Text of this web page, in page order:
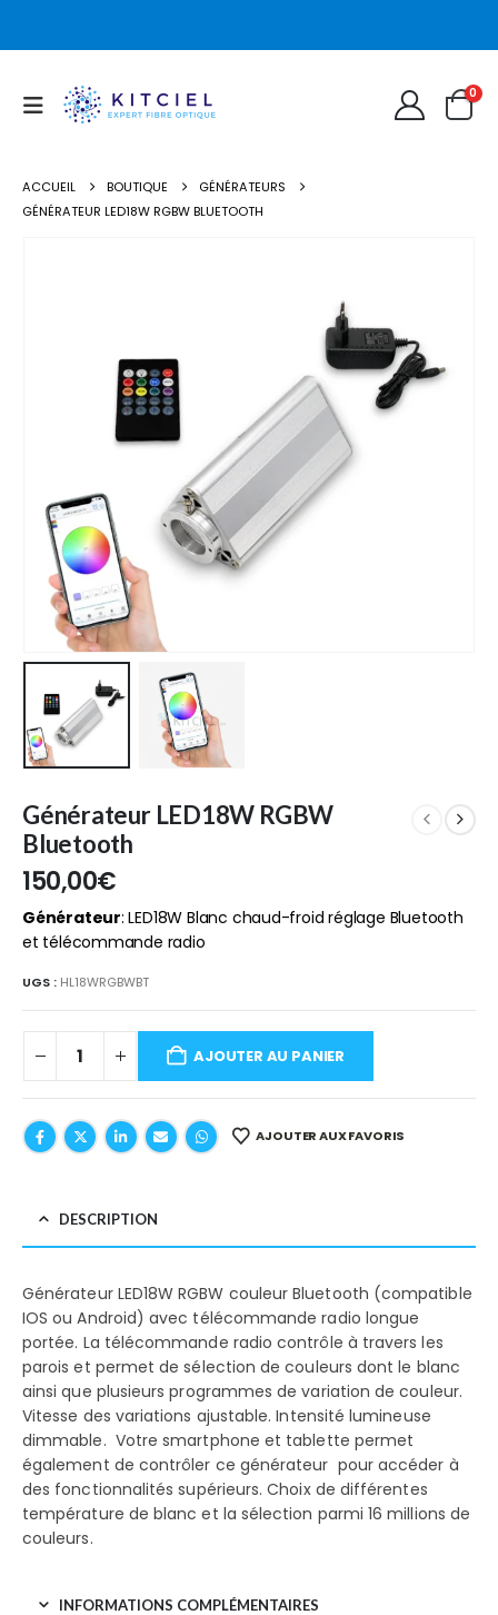
0
ACCUEIL BOUTIQUE
GÉNÉRATEURS
GÉNÉRATEUR LED18W RGBW BLUETOOTH
Générateur LED18W RGBW
Bluetooth
150,00€
Générateur: LED18W Blanc chaud-froid réglage Bluetooth
et télécommande radio
UGS : HL18WRGBWBT
AJOUTER AU PANIER
AJOUTER AUX FAVORIS
DESCRIPTION
Générateur LED18W RGBW couleur Bluetooth (compatible
IOS ou Android) avec télécommande radio longue
portée. La télécommande radio contrôle à travers les
parois et permet de sélection de couleurs dont le blanc
ainsi que plusieurs programmes de variation de couleur.
Vitesse des variations ajustable. Intensité lumineuse
dimmable. Votre smartphone et tablette permet
également de contrôler ce générateur pour accéder à
des fonctionnalités supérieurs. Choix de différentes
température de blanc et la sélection parmi 16 millions de
couleurs.
INFORMATIONS COMPLÉMENTAIRES